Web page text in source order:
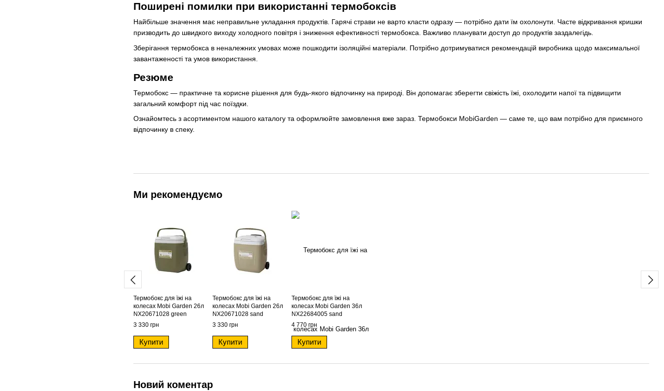
Поширені помилки при використанні термобоксів
Найбільше значення має неправильне укладання продуктів. Гарячі страви не варто класти одразу — потрібно дати їм охолонути. Часте відкривання кришки
призводить до швидкого виходу холодного повітря і зниження ефективності термобокса. Важливо планувати доступ до продуктів заздалегідь.
Зберігання термобокса в неналежних умовах може пошкодити ізоляційні матеріали. Потрібно дотримуватися рекомендацій виробника щодо максимальної
завантаженості та умов використання.
Резюме
Термобокс — практичне та корисне рішення для будь-якого відпочинку на природі. Він допомагає зберегти свіжість їжі, охолодити напої та підвищити
загальний комфорт під час поїздки.
Ознайомтесь з асортиментом нашого каталогу та оформлюйте замовлення вже зараз. Термобокси MobiGarden — саме те, що вам потрібно для приємного
відпочинку в спеку.
Ми рекомендуємо
Термобокс для їжі на
колесах Mobi Garden 26л
NX20671028 green
3 330 грн
Купити
Термобокс для їжі на
колесах Mobi Garden 26л
NX20671028 sand
3 330 грн
Купити
Термобокс для їжі на
колесах Mobi Garden 36л
NX22684005 sand
4 770 грн
Купити
Новий коментар